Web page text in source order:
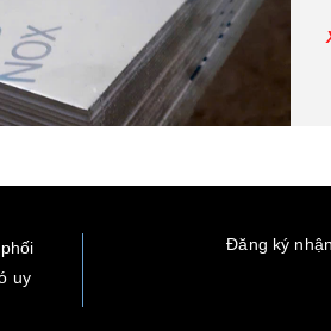
uy
Đăng ký